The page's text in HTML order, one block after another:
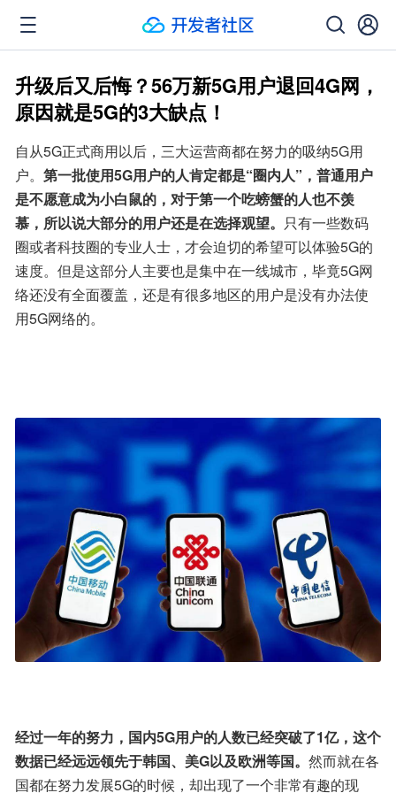
升级后又后悔？56万新5G用户退回4G网，
原因就是5G的3大缺点！
自从5G正式商用以后，三大运营商都在努力的吸纳5G用
户。 第一批使用5G用户的人肯定都是“圈内人”，普通用户
是不愿意成为小白鼠的，对于第一个吃螃蟹的人也不羡
慕，所以说大部分的用户还是在选择观望。 只有一些数码
圈或者科技圈的专业人士，才会迫切的希望可以体验5G的
速度。但是这部分人主要也是集中在一线城市，毕竟5G网
络还没有全面覆盖，还是有很多地区的用户是没有办法使
用5G网络的。
经过一年的努力，国内5G用户的人数已经突破了1亿，这个
数据已经远远领先于韩国、美G以及欧洲等国。 然而就在各
国都在努力发展5G的时候，却出现了一个非常有趣的现